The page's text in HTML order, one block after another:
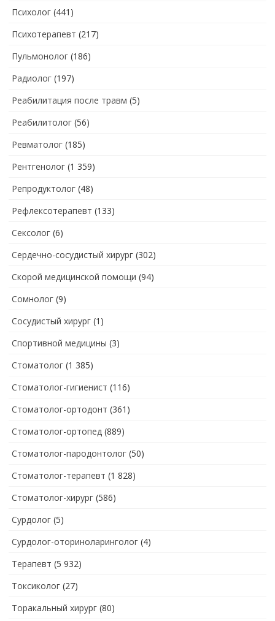
Психолог (441)
Психотерапевт (217)
Пульмонолог (186)
Радиолог (197)
Реабилитация после травм (5)
Реабилитолог (56)
Ревматолог (185)
Рентгенолог (1 359)
Репродуктолог (48)
Рефлексотерапевт (133)
Сексолог (6)
Сердечно-сосудистый хирург (302)
Скорой медицинской помощи (94)
Сомнолог (9)
Сосудистый хирург (1)
Спортивной медицины (3)
Стоматолог (1 385)
Стоматолог-гигиенист (116)
Стоматолог-ортодонт (361)
Стоматолог-ортопед (889)
Стоматолог-пародонтолог (50)
Стоматолог-терапевт (1 828)
Стоматолог-хирург (586)
Сурдолог (5)
Сурдолог-оториноларинголог (4)
Терапевт (5 932)
Токсиколог (27)
Торакальный хирург (80)